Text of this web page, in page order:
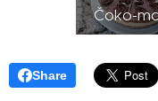
Čoko-
Share